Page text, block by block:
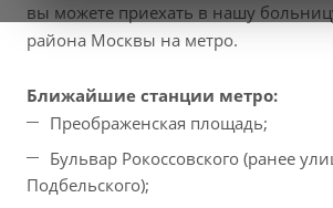
вы можете приехать в нашу
района Москвы на метро.
Ближайшие станции метро:
Преображенская площадь;
Бульвар Рокоссовского (ранее
Подбельского);